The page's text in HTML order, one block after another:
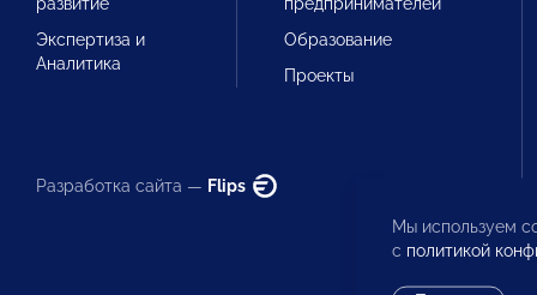
Экспертиза и
Аналитика
Образование
Проекты
Разработка сайта — Flips
Мы используем
с политикой